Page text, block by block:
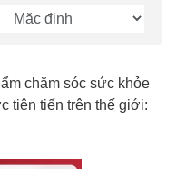
chăm sóc sức khỏe
tiên tiến trên thế giới: